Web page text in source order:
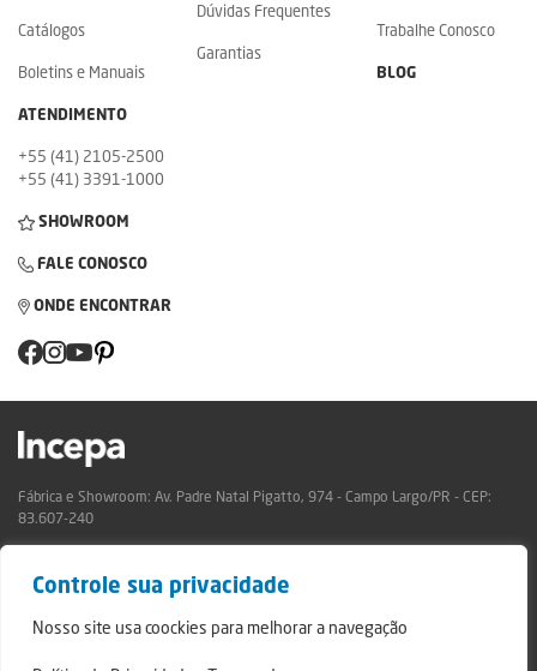
Controle sua privacidade
Nosso site usa coockies para melhorar a navegação
Catálogos
Boletins e Manuais
Dúvidas Frequentes
Garantias
Trabalhe Conosco
BLOG
ATENDIMENTO
+55 (41) 2105-2500
+55 (41) 3391-1000
SHOWROOM
FALE CONOSCO
ONDE ENCONTRAR
Fábrica e Showroom: Av. Padre Natal Pigatto, 974 - Campo Largo/PR - CEP:
83.607-240
Relatório de Transparência São Mateus do Sul
© 2024 - Incepa Revestimentos Cerâmicos, todos os direitos reservados.